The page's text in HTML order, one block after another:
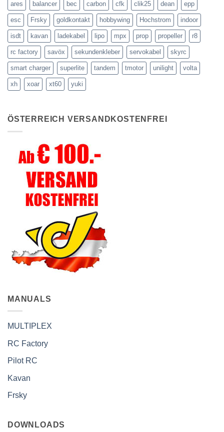
ares balancer bec carbon cfk clik25 dean epp
esc Frsky goldkontakt hobbywing Hochstrom indoor
isdt kavan ladekabel lipo mpx prop propeller r8
rc factory savöx sekundenkleber servokabel skyrc
smart charger superlite tandem tmotor unilight volta
xh xoar xt60 yuki
ÖSTERREICH VERSANDKOSTENFREI
MANUALS
MULTIPLEX
RC Factory
Pilot RC
Kavan
Frsky
DOWNLOADS